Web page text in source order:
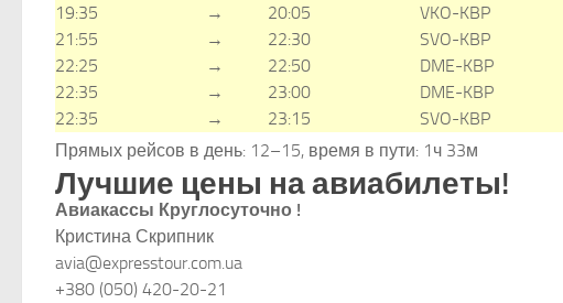
19:35
→ 20:05 VKO-KBP
21:55
→ 22:30 SVO-KBP
22:25
→ 22:50 DME-KBP
22:35
→ 23:00 DME-KBP
22:35
→ 23:15 SVO-KBP
Прямых рейсов в день: 12–15, время в пути: 1ч 33м
Лучшие цены на авиабилеты!
Авиакассы Круглосуточно !
Кристина Скрипник
avia@expresstour.com.ua
+380 (050) 420-20-21